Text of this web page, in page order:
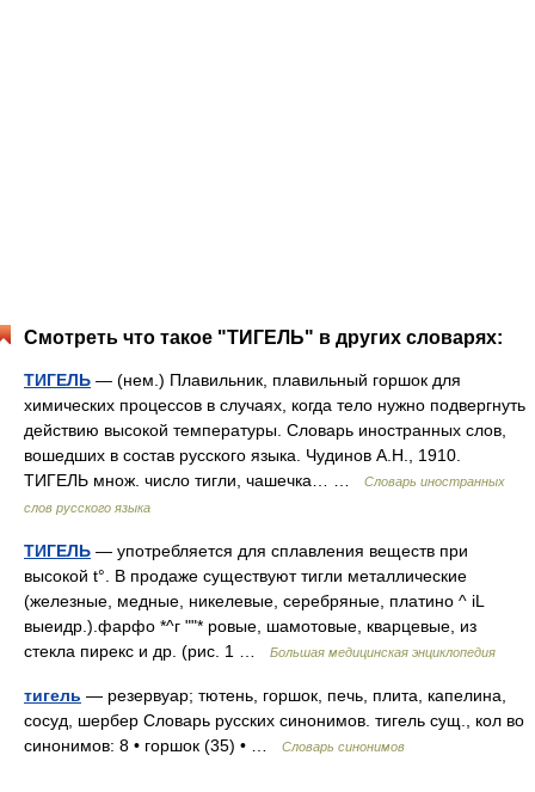
Смотреть что такое "ТИГЕЛЬ" в других словарях:
ТИГЕЛЬ — (нем.) Плавильник, плавильный горшок для
химических процессов в случаях, когда тело нужно подвергнуть
действию высокой температуры. Словарь иностранных слов,
вошедших в состав русского языка. Чудинов А.Н., 1910.
ТИГЕЛЬ множ. число тигли, чашечка… …
Словарь иностранных
слов русского языка
ТИГЕЛЬ — употребляется для сплавления веществ при
высокой t°. В продаже существуют тигли металлические
(железные, медные, никелевые, серебряные, платино ^ iL
выеидр.).фарфо *^г ""* ровые, шамотовые, кварцевые, из
стекла пирекс и др. (рис. 1 …
Большая медицинская энциклопедия
тигель — резервуар; тютень, горшок, печь, плита, капелина,
сосуд, шербер Словарь русских синонимов. тигель сущ., кол во
синонимов: 8 • горшок (35) • …
Словарь синонимов